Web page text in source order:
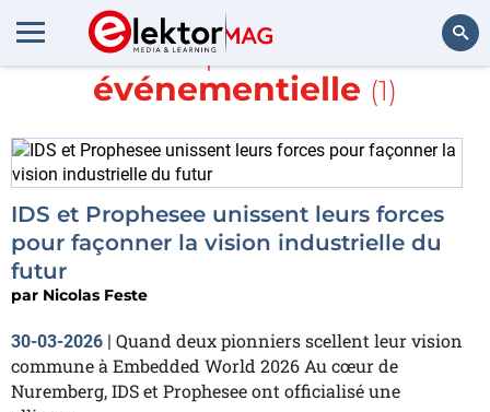
Rechercher
En savoir plus sur
événementielle (1)
IDS et Prophesee unissent leurs forces
pour façonner la vision industrielle du
futur
par Nicolas Feste
30-03-2026 | Quand deux pionniers scellent leur vision
commune à Embedded World 2026 Au cœur de
Nuremberg, IDS et Prophesee ont officialisé une